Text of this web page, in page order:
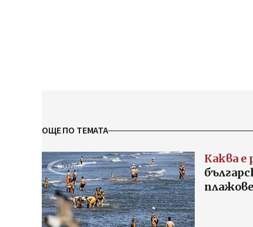
ОЩЕ ПО ТЕМАТА
Каква е